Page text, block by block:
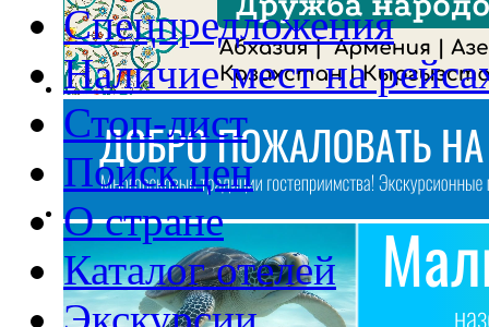
Спецпредложения
Наличие мест на
Стоп-лист
Поиск цен
О стране
Каталог отелей